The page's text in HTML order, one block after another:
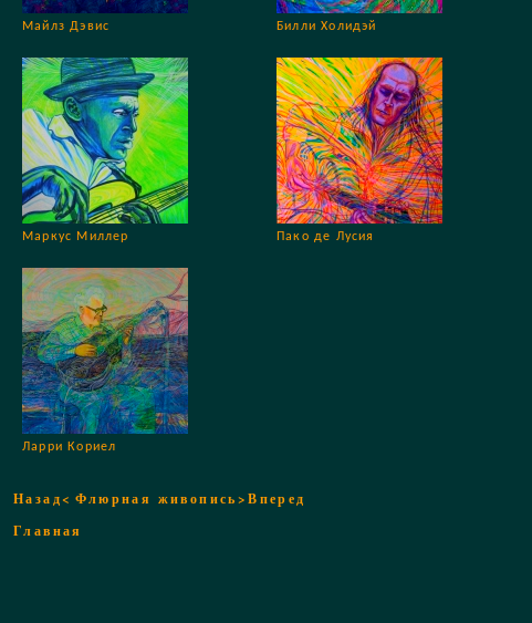
Майлз Дэвис Билли Холидэй
Маркус Миллер Пако де Лусия
Ларри Кориел
Назад< Флюрная живопись>Вперед
Главная